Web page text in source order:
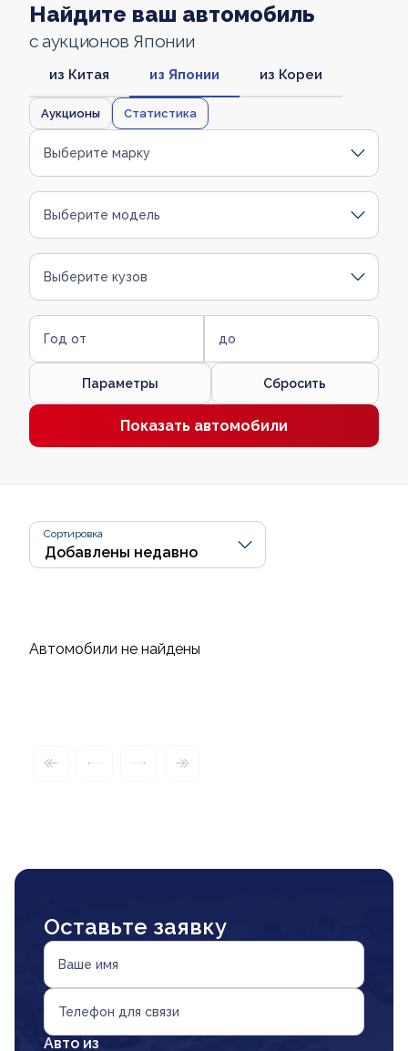
Найдите ваш автомобиль
с аукционов Японии
из Китая из Японии из Кореи
Аукционы Статистика
Выберите марку
Выберите модель
Выберите кузов
Год от до
Параметры Сбросить
Показать автомобили
Сортировка
Автомобили не найдены
Оставьте заявку
Ваше имя
Телефон для связи
Авто из